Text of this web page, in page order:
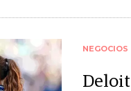
NEGOCIOS